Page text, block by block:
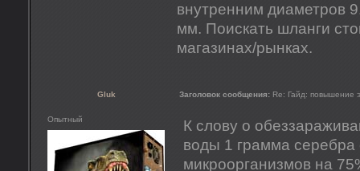
внутренним диаметров
мм. Поискать шланги
магазинах/рынках.
Gluk Заголовок сообщения: Re: Гайд: повышение
Опытный
К слову о
воды 1 грамма серебра
микроорганизмов на